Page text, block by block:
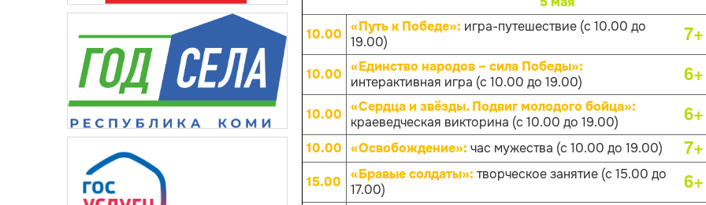
10.00 «Путь к Победе»: игра-путешествие (с 10.00 до
19.00)
7+
10.00 «Единство народов – сила Победы»:
интерактивная игра (с 10.00 до 19.00)
6+
10.00 «Сердца и звёзды. Подвиг молодого бойца»:
краеведческая викторина (с 10.00 до 19.00)
6+
10.00 «Освобождение»: час мужества (с 10.00 до 19.00) 7+
15.00 «Бравые солдаты»: творческое занятие (с 15.00 до
17.00)
6+